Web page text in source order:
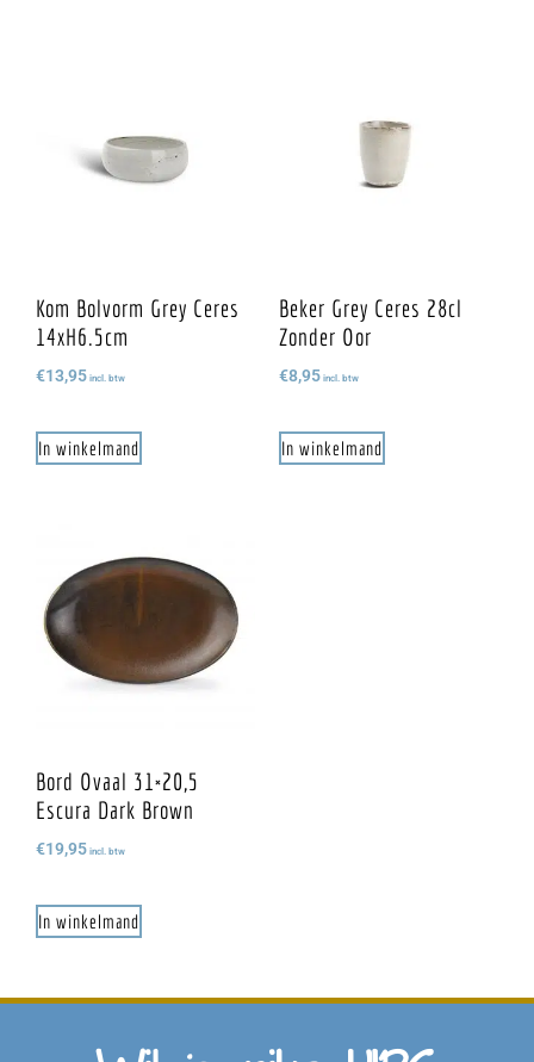
Kom Bolvorm Grey Ceres
14xH6.5cm
€13,95 incl. btw
In winkelmand
Beker Grey Ceres 28cl
Zonder Oor
€8,95 incl. btw
In winkelmand
Bord Ovaal 31×20,5
Escura Dark Brown
€19,95 incl. btw
In winkelmand